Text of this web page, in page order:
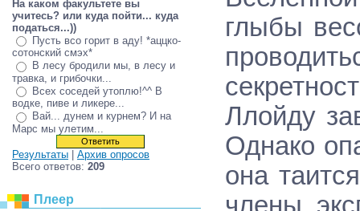
На каком факультете вы
учитесь? или куда пойти... куда
податься...))
Пусть всо горит в аду! *аццко-
сотонский смэх*
В лесу бродили мы, в лесу и
травка, и грибочки...
Всех соседей утоплю!^^ В
водке, пиве и ликере...
Вай... дунем и курнем? И на
Марс мы улетим...
Результаты
Архив опросов
Всего ответов: 209
Плеер
глыбы
Ллойду
Однако
она